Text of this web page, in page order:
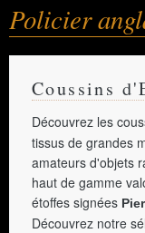
Policier
Coussins
Découvrez les
tissus de grandes
amateurs d'objets
haut de gamme
étoffes signées
Découvrez notre